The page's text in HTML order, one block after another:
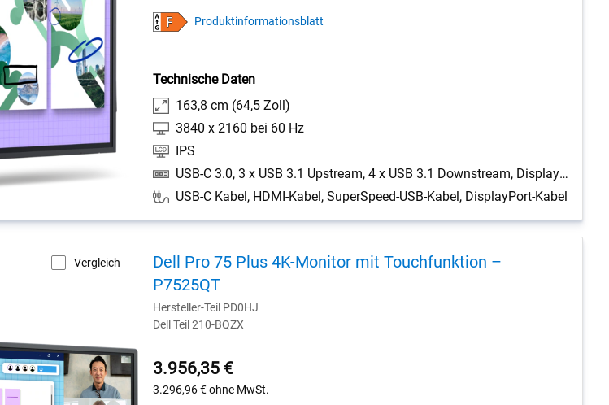
Produktinformationsblatt
Technische Daten
163,8 cm (64,5 Zoll)
3840 x 2160 bei 60 Hz
IPS
USB-C 3.0, 3 x USB 3.1 Upstream, 4 x USB 3.1 Downstream, DisplayPort, 3 x HDMI, Audio Line-Out, LAN, RS-232
USB-C Kabel, HDMI-Kabel, SuperSpeed-USB-Kabel, DisplayPort-Kabel
Vergleich
Dell Pro 75 Plus 4K-Monitor mit Touchfunktion –
P7525QT
Hersteller-Teil PD0HJ
Dell Teil 210-BQZX
3.956,35 €
3.296,96 € ohne MwSt.